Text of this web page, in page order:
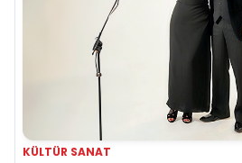
KÜLTÜR SANAT